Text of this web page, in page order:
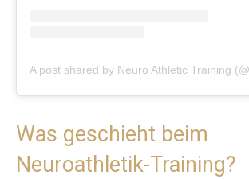
Was geschieht beim
Neuroathletik-Training?